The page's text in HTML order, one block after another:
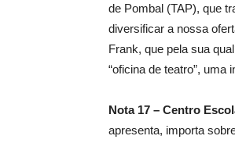
de Pombal (TAP), que
diversificar a nossa
Frank, que pela sua
“oficina de teatro”,
Nota 17 – Centro
apresenta, importa